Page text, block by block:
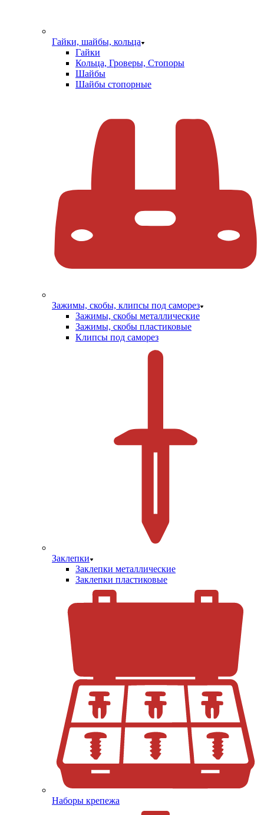
Гайки, шайбы, кольца
Гайки
Кольца, Гроверы, Стопоры
Шайбы
Шайбы стопорные
Зажимы, скобы, клипсы под саморез
Зажимы, скобы металлические
Зажимы, скобы пластиковые
Клипсы под саморез
Заклепки
Заклепки металлические
Заклепки пластиковые
Наборы крепежа